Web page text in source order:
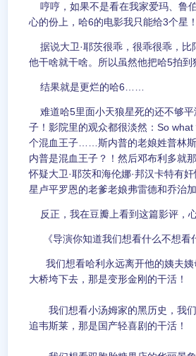
哼哼，如果不是看在我家爱玛、鲁
心的份上，哈6的电影我只能给3个星
据说大卫·耶茨很乖，很乖很乖，比
他干啥就干啥。所以虽然他把哈5拍
结果就是更烂的哈6……
难道哈5里面小天狼星死的还不够平
子！影院里的观众都很淡然：So
个混血王子……斯内普的老娘姓普林
内普是混血王子？！然后邓布利多
怀疑大卫·耶茨和海伦娜·邦汉卡特有
星卢平罗恩的老爹老娘弗雷德和乔
反正，我在豆瓣上看到这篇影评，心
《导演你知道我们想看什么不想看
我们想看哈利永远离开他的姨夫姨
大桥垮下去，那是变形金刚的干活！
我们想看小汤姆家的黑历史，我们
追韦斯莱，那是国产轻喜剧的干活！